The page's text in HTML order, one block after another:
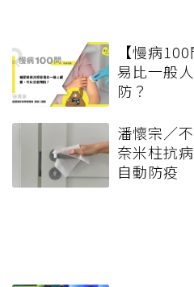
【慢病
易比一般
防？
潘懷宗／
奈米柱抗
自動防疫